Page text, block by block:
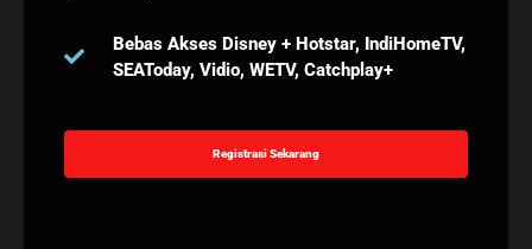
Bebas Akses Disney + Hotstar, IndiHomeTV,
SEAToday, Vidio, WETV, Catchplay+
Registrasi Sekarang